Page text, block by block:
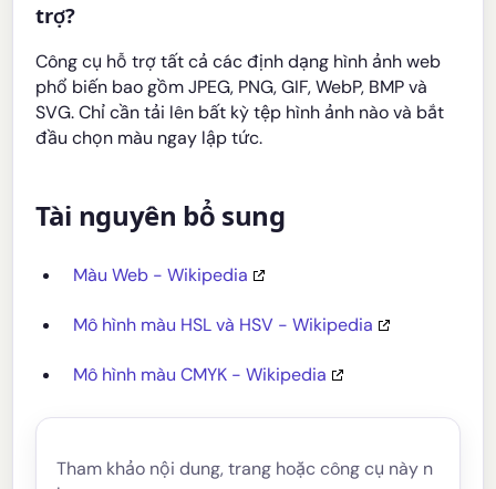
trợ?
Công cụ hỗ trợ tất cả các định dạng hình ảnh web
phổ biến bao gồm JPEG, PNG, GIF, WebP, BMP và
SVG. Chỉ cần tải lên bất kỳ tệp hình ảnh nào và bắt
đầu chọn màu ngay lập tức.
Tài nguyên bổ sung
Màu Web - Wikipedia
Mô hình màu HSL và HSV - Wikipedia
Mô hình màu CMYK - Wikipedia
Tham khảo nội dung, trang hoặc công cụ này n